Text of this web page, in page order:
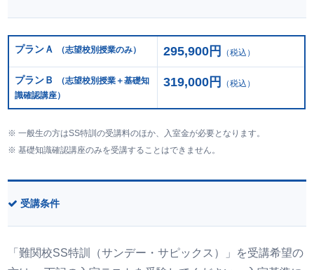
プランＡ （志望校別授業のみ） 295,900円 （税込）
プランＢ
（志望校別授業＋基礎知
識確認講座）
319,000円 （税込）
一般生の方はSS特訓の受講料のほか、入室金が必要となります。
基礎知識確認講座のみを受講することはできません。
受講条件
「難関校SS特訓（サンデー・サピックス）」を受講希望の